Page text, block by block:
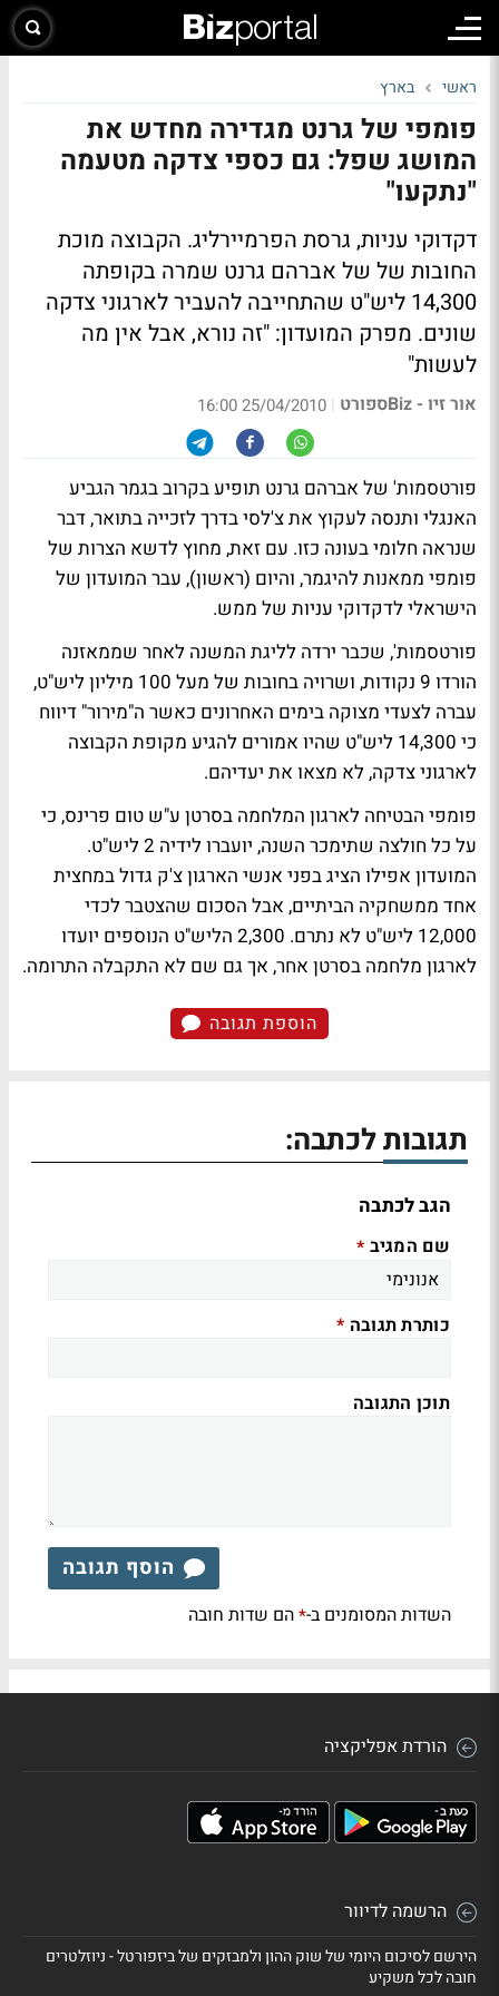
ראשי בארץ
פומפי של גרנט מגדירה מחדש את
המושג שפל: גם כספי צדקה מטעמה
"נתקעו"
דקדוקי עניות, גרסת הפרמיירליג. הקבוצה מוכת
החובות של של אברהם גרנט שמרה בקופתה
14,300 ליש"ט שהתחייבה להעביר לארגוני צדקה
שונים. מפרק המועדון: "זה נורא, אבל אין מה
לעשות"
אור זיו - Bizספורט |
25/04/2010 16:00
פורטסמות' של אברהם גרנט תופיע בקרוב בגמר הגביע
האנגלי ותנסה לעקוץ את צ'לסי בדרך לזכייה בתואר, דבר
שנראה חלומי בעונה כזו. עם זאת, מחוץ לדשא הצרות של
פומפי ממאנות להיגמר, והיום (ראשון), עבר המועדון של
הישראלי לדקדוקי עניות של ממש.
פורטסמות', שכבר ירדה לליגת המשנה לאחר שממאזנה
הורדו 9 נקודות, ושרויה בחובות של מעל 100 מיליון ליש"ט,
עברה לצעדי מצוקה בימים האחרונים כאשר ה"מירור" דיווח
כי 14,300 ליש"ט שהיו אמורים להגיע מקופת הקבוצה
לארגוני צדקה, לא מצאו את יעדיהם.
פומפי הבטיחה לארגון המלחמה בסרטן ע"ש טום פרינס, כי
על כל חולצה שתימכר השנה, יועברו לידיה 2 ליש"ט.
המועדון אפילו הציג בפני אנשי הארגון צ'ק גדול במחצית
אחד ממשחקיה הביתיים, אבל הסכום שהצטבר לכדי
12,000 ליש"ט לא נתרם. 2,300 הליש"ט הנוספים יועדו
לארגון מלחמה בסרטן אחר, אך גם שם לא התקבלה התרומה.
הוספת תגובה
תגובות לכתבה:
הגב לכתבה
שם המגיב *
כותרת תגובה *
תוכן התגובה
הוסף תגובה
השדות המסומנים ב-*הם שדות חובה
הורדת אפליקציה
הרשמה לדיוור
הירשם לסיכום היומי של שוק ההון ולמבזקים של ביזפורטל - ניוזלטרים
חובה לכל משקיע